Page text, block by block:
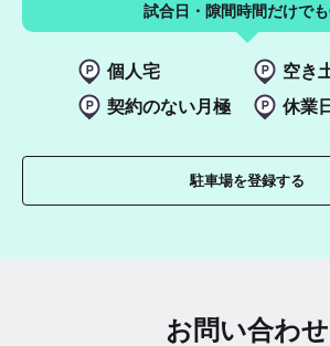
試合日・隙間時間だけで
個人宅
空き
契約のない月極
休業
駐車場を登録する
お問い合わせ